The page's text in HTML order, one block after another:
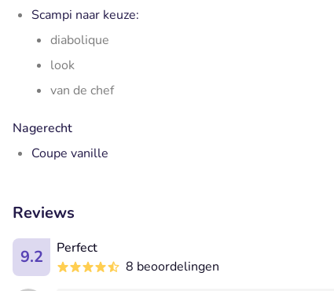
Scampi naar keuze:
diabolique
look
van de chef
Nagerecht
Coupe vanille
Reviews
9.2
Perfect
8 beoordelingen